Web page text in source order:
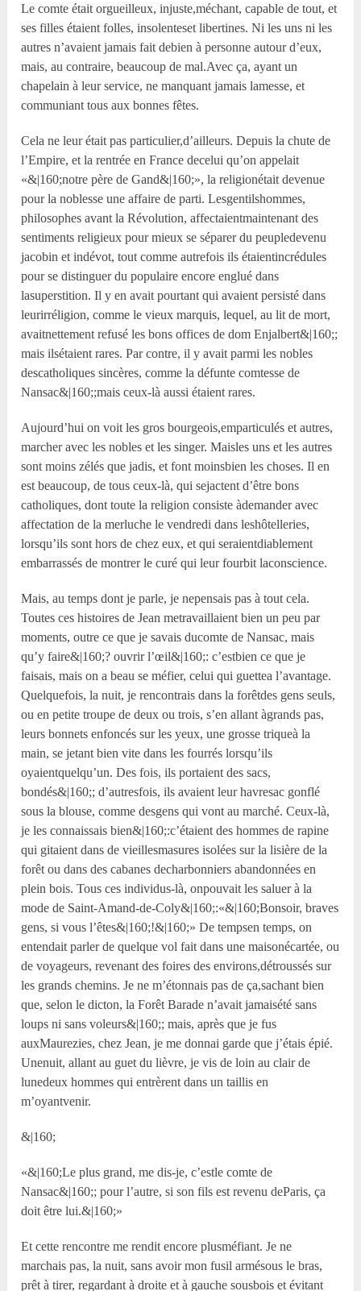
Le comte était orgueilleux, injuste,méchant, capable de tout, et
ses filles étaient folles, insolenteset libertines. Ni les uns ni les
autres n’avaient jamais fait debien à personne autour d’eux,
mais, au contraire, beaucoup de mal.Avec ça, ayant un
chapelain à leur service, ne manquant jamais lamesse, et
communiant tous aux bonnes fêtes.
Cela ne leur était pas particulier,d’ailleurs. Depuis la chute de
l’Empire, et la rentrée en France decelui qu’on appelait
«&|160;notre père de Gand&|160;», la religionétait devenue
pour la noblesse une affaire de parti. Lesgentilshommes,
philosophes avant la Révolution, affectaientmaintenant des
sentiments religieux pour mieux se séparer du peupledevenu
jacobin et indévot, tout comme autrefois ils étaientincrédules
pour se distinguer du populaire encore englué dans
lasuperstition. Il y en avait pourtant qui avaient persisté dans
leurirréligion, comme le vieux marquis, lequel, au lit de mort,
avaitnettement refusé les bons offices de dom Enjalbert&|160;;
mais ilsétaient rares. Par contre, il y avait parmi les nobles
descatholiques sincères, comme la défunte comtesse de
Nansac&|160;;mais ceux-là aussi étaient rares.
Aujourd’hui on voit les gros bourgeois,emparticulés et autres,
marcher avec les nobles et les singer. Maisles uns et les autres
sont moins zélés que jadis, et font moinsbien les choses. Il en
est beaucoup, de tous ceux-là, qui sejactent d’être bons
catholiques, dont toute la religion consiste àdemander avec
affectation de la merluche le vendredi dans leshôtelleries,
lorsqu’ils sont hors de chez eux, et qui seraientdiablement
embarrassés de montrer le curé qui leur fourbit laconscience.
Mais, au temps dont je parle, je nepensais pas à tout cela.
Toutes ces histoires de Jean metravaillaient bien un peu par
moments, outre ce que je savais ducomte de Nansac, mais
qu’y faire&|160;? ouvrir l’œil&|160;: c’estbien ce que je
faisais, mais on a beau se méfier, celui qui guettea l’avantage.
Quelquefois, la nuit, je rencontrais dans la forêtdes gens seuls,
ou en petite troupe de deux ou trois, s’en allant àgrands pas,
leurs bonnets enfoncés sur les yeux, une grosse triqueà la
main, se jetant bien vite dans les fourrés lorsqu’ils
oyaientquelqu’un. Des fois, ils portaient des sacs,
bondés&|160;; d’autresfois, ils avaient leur havresac gonflé
sous la blouse, comme desgens qui vont au marché. Ceux-là,
je les connaissais bien&|160;:c’étaient des hommes de rapine
qui gitaient dans de vieillesmasures isolées sur la lisière de la
forêt ou dans des cabanes decharbonniers abandonnées en
plein bois. Tous ces individus-là, onpouvait les saluer à la
mode de Saint-Amand-de-Coly&|160;:«&|160;Bonsoir, braves
gens, si vous l’êtes&|160;!&|160;» De tempsen temps, on
entendait parler de quelque vol fait dans une maisonécartée, ou
de voyageurs, revenant des foires des environs,détroussés sur
les grands chemins. Je ne m’étonnais pas de ça,sachant bien
que, selon le dicton, la Forêt Barade n’avait jamaisété sans
loups ni sans voleurs&|160;; mais, après que je fus
auxMaurezies, chez Jean, je me donnai garde que j’étais épié.
Unenuit, allant au guet du lièvre, je vis de loin au clair de
lunedeux hommes qui entrèrent dans un taillis en
m’oyantvenir.
&|160;
«&|160;Le plus grand, me dis-je, c’estle comte de
Nansac&|160;; pour l’autre, si son fils est revenu deParis, ça
doit être lui.&|160;»
Et cette rencontre me rendit encore plusméfiant. Je ne
marchais pas, la nuit, sans avoir mon fusil armésous le bras,
prêt à tirer, regardant à droite et à gauche sousbois et évitant